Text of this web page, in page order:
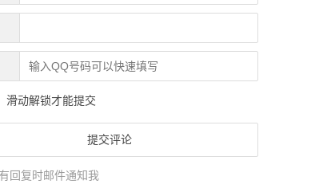
滑动解锁才能提交
有回复时邮件通知我